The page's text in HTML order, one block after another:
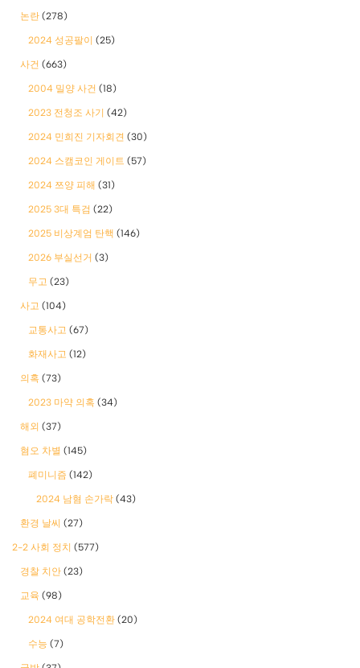
논란 (278)
2024 성공팔이 (25)
사건 (663)
2004 밀양 사건 (18)
2023 전청조 사기 (42)
2024 민희진 기자회견 (30)
2024 스캠코인 게이트 (57)
2024 쯔양 피해 (31)
2025 3대 특검 (22)
2025 비상계엄 탄핵 (146)
2026 부실선거 (3)
무고 (23)
사고 (104)
교통사고 (67)
화재사고 (12)
의혹 (73)
2023 마약 의혹 (34)
해외 (37)
혐오 차별 (145)
폐미니즘 (142)
2024 남혐 손가락 (43)
환경 날씨 (27)
2-2 사회 정치 (577)
경찰 치안 (23)
교육 (98)
2024 여대 공학전환 (20)
수능 (7)